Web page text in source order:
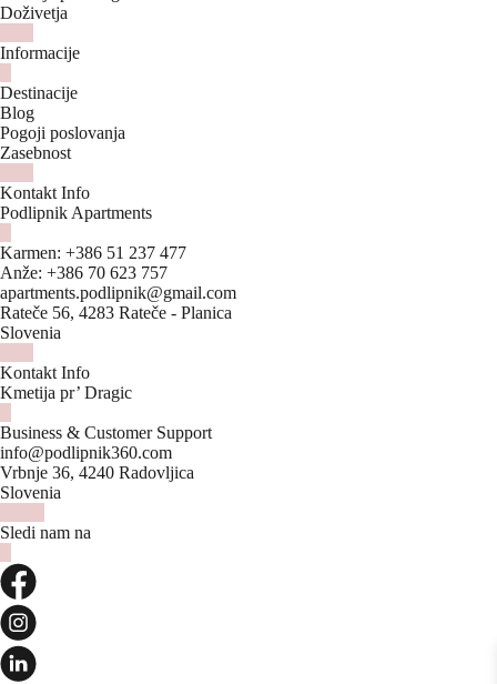
Doživetja
Informacije
Destinacije
Blog
Pogoji poslovanja
Zasebnost
Kontakt Info
Podlipnik Apartments
Karmen: +386 51 237 477
Anže: +386 70 623 757
apartments.podlipnik@gmail.com
Rateče 56, 4283 Rateče - Planica
Slovenia
Kontakt Info
Kmetija pr’ Dragic
Business & Customer Support
info@podlipnik360.com
Vrbnje 36, 4240 Radovljica
Slovenia
Sledi nam na